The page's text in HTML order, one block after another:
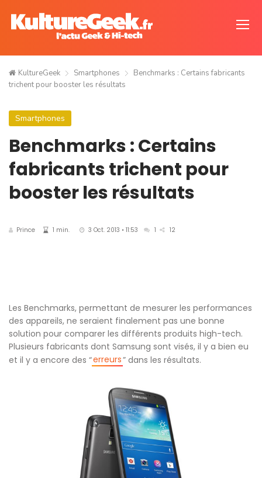
KultureGeek Smartphones
Benchmarks : Certains fabricants
trichent pour booster les résultats
Smartphones
Benchmarks : Certains
fabricants trichent pour
booster les résultats
Prince 1 min. 3 Oct. 2013 • 11:53 1 12
Les Benchmarks, permettant de mesurer les performances
des appareils, ne seraient finalement pas une bonne
solution pour comparer les différents produits high-tech.
Plusieurs fabricants dont Samsung sont visés, il y a bien eu
et il y a encore des “erreurs” dans les résultats.